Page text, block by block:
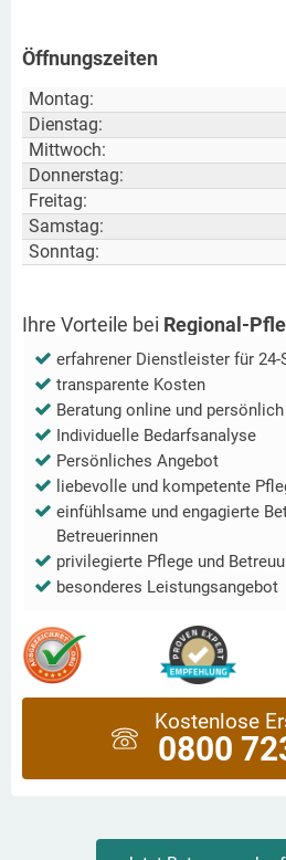
Öffnungszeiten
Montag:
Dienstag:
Mittwoch:
Donnerstag:
Freitag:
Samstag:
Sonntag:
Ihre Vorteile bei Regional-
erfahrener Dienstleister für 24-
transparente Kosten
Beratung online und persönlich
Individuelle Bedarfsanalyse
Persönliches Angebot
liebevolle und kompetente
einfühlsame und engagierte
Betreuerinnen
privilegierte Pflege und
besonderes Leistungsangebot
Kostenlose
0800